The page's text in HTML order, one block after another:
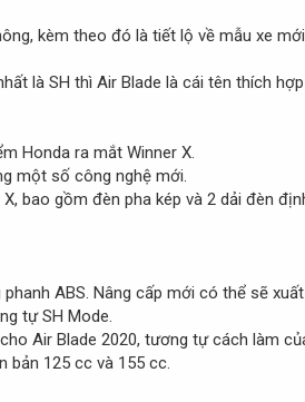
kèm theo đó là tiết lộ về mẫu xe
là SH thì Air Blade là cái tên thích
Honda ra mắt Winner X.
một số công nghệ mới.
bao gồm đèn pha kép và 2 dải đèn
ABS. Nâng cấp mới có thể sẽ
tự SH Mode.
Air Blade 2020, tương tự cách làm
bản 125 cc và 155 cc.